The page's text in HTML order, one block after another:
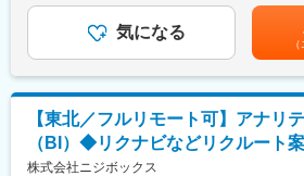
安定した経営基盤があり、平均残業時
平均勤続年数20年と長く安定して勤め
◎自治体向けITソリューション領域で
績を誇り、日本全国の自治体に対して
づくりをサポートする商品やサービス
い事業です。
そのため、入社後にGo言語を習得し
ルアップをするエンジニアたちが切磋
働き方も自分で判断して進めることが
（エンジニアチームの平均月残業時間
■開発環境：
＊ OS：Amazon Linux（プロダクショ
残業手当＞有＜給与補足＞※給与詳細
もとづき、決定します。■昇給：年2回
までも目安の金額であり、選考を通じ
す。月給(月額)は固定手当を含めた表
気になる
【東北／フルリモート可】アナリ
（BI）◆リクナビなどリクルート
株式会社ニジボックス